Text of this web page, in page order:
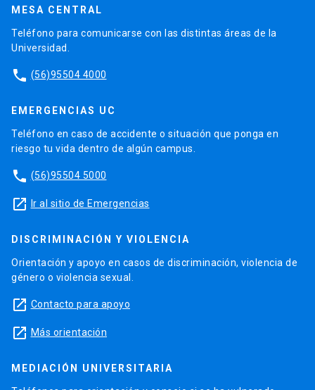
MESA CENTRAL
Teléfono para comunicarse con las distintas áreas de la
Universidad.
phone (56)95504 4000
EMERGENCIAS UC
Teléfono en caso de accidente o situación que ponga en
riesgo tu vida dentro de algún campus.
phone (56)95504 5000
launch Ir al sitio de Emergencias
DISCRIMINACIÓN Y VIOLENCIA
Orientación y apoyo en casos de discriminación, violencia de
género o violencia sexual.
launch Contacto para apoyo
launch Más orientación
MEDIACIÓN UNIVERSITARIA